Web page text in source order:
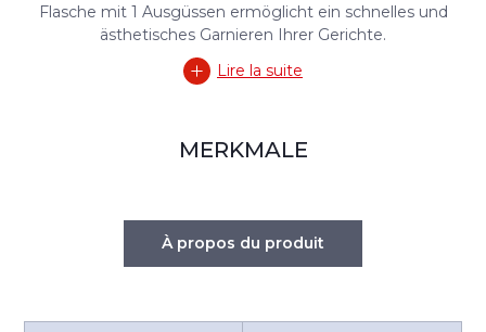
Flasche mit 1 Ausgüssen ermöglicht ein schnelles und
ästhetisches Garnieren Ihrer Gerichte.
Lire la suite
MERKMALE
À propos du produit